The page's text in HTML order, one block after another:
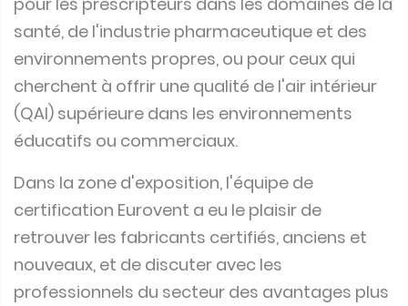
santé, de l'industrie pharmaceutique et des
environnements propres, ou pour ceux qui
cherchent à offrir une qualité de l'air intérieur
(QAI) supérieure dans les environnements
éducatifs ou commerciaux.
Dans la zone d'exposition, l'équipe de
certification Eurovent a eu le plaisir de
retrouver les fabricants certifiés, anciens et
nouveaux, et de discuter avec les
professionnels du secteur des avantages plus